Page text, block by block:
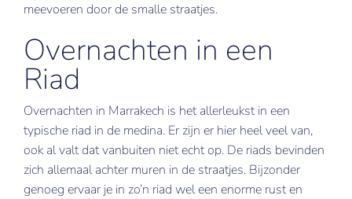
meevoeren door de smalle straatjes.
Overnachten in een
Riad
Overnachten in Marrakech is het allerleukst in een
typische riad in de medina. Er zijn er hier heel veel van,
ook al valt dat vanbuiten niet echt op. De riads bevinden
zich allemaal achter muren in de straatjes. Bijzonder
genoeg ervaar je in zo’n riad wel een enorme rust en